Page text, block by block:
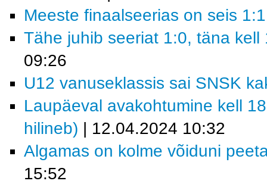
Meeste finaalseerias on seis
Tähe juhib seeriat 1:0, täna kell
09:26
U12 vanuseklassis sai SNSK
Laupäeval avakohtumine kell
hilineb) | 12.04.2024 10:32
Algamas on kolme võiduni
15:52